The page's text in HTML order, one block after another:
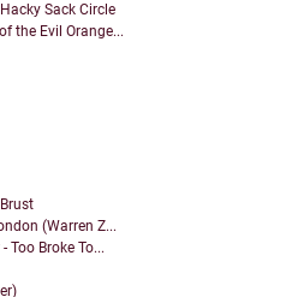
Sack Circle
the Evil Orange...
(Warren Z...
Too Broke To...